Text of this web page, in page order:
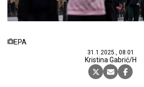
EPA
31.1.2025., 08:01
Kristina Gabrić/H